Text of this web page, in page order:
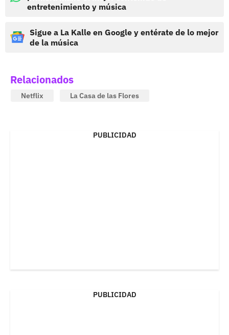
entretenimiento y música
Sigue a La Kalle en Google y entérate de lo mejor
de la música
Relacionados
Netflix La Casa de las Flores
PUBLICIDAD
PUBLICIDAD